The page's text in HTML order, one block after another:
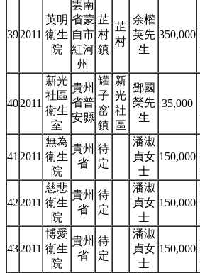
392011
英明
衛生
院
雲南
省蒙
自市
紅河
州
芷
村
鎮
芷
村
余權
英先
生
350,000
402011
新光
社區
衛生
室
貴州
省普
安縣
罐
子
窰
鎮
新
光
社
區
鄧國
榮先
生
35,000
412011
無為
衛生
院
貴州
省
待
定
潘淑
貞女
士
150,000
422011
慈悲
衛生
院
貴州
省
待
定
潘淑
貞女
士
150,000
432011
博愛
衛生
院
貴州
省
待
定
潘淑
貞女
士
150,000